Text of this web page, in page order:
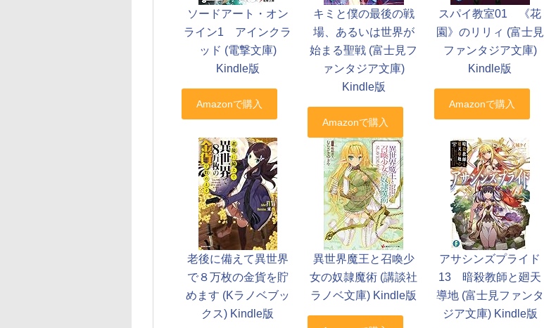
ソードアート・オン
ライン1 アインクラ
ッド (電撃文庫)
Kindle版
キミと僕の最後の戦
場、あるいは世界が
始まる聖戦 (富士見フ
ァンタジア文庫)
Kindle版
スパイ教室01 《花
園》のリリィ (富士見
ファンタジア文庫)
Kindle版
老後に備えて異世界
で８万枚の金貨を貯
めます (Kラノベブッ
クス) Kindle版
異世界魔王と召喚少
女の奴隷魔術 (講談社
ラノベ文庫) Kindle版
アサシンズプライド
13 暗殺教師と廻天
導地 (富士見ファンタ
ジア文庫) Kindle版